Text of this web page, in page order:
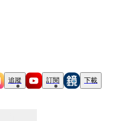
追蹤 訂閱 下載